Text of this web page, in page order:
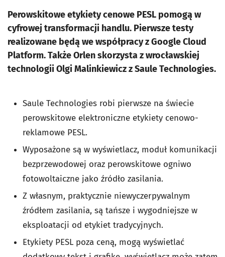
Perowskitowe etykiety cenowe PESL pomogą w
cyfrowej transformacji handlu. Pierwsze testy
realizowane będą we współpracy z Google Cloud
Platform. Także Orlen skorzysta z wrocławskiej
technologii Olgi Malinkiewicz z Saule Technologies.
Saule Technologies robi pierwsze na świecie
perowskitowe elektroniczne etykiety cenowo-
reklamowe PESL.
Wyposażone są w wyświetlacz, moduł komunikacji
bezprzewodowej oraz perowskitowe ogniwo
fotowoltaiczne jako źródło zasilania.
Z własnym, praktycznie niewyczerpywalnym
źródłem zasilania, są tańsze i wygodniejsze w
eksploatacji od etykiet tradycyjnych.
Etykiety PESL poza ceną, mogą wyświetlać